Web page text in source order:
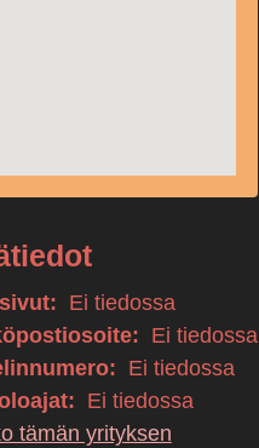
Ei tiedossa
Ei tiedossa
Ei tiedossa
Ei tiedossa
tämän yrityksen